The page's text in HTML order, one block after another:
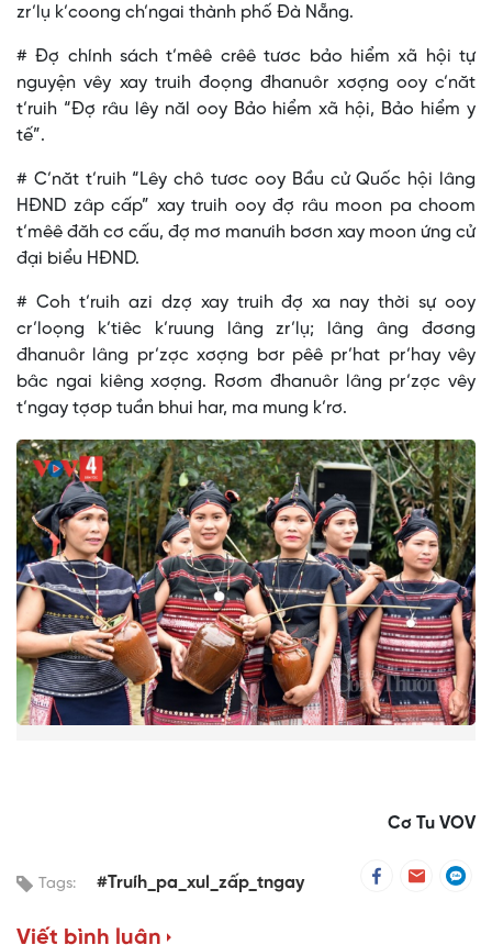
zr’lụ k’coong ch’ngai thành phố Đà Nẵng.
# Đợ chính sách t’mêê crêê tươc bảo hiểm xã hội tự
nguyện vêy xay truih đoọng đhanuôr xơợng ooy c’năt
t’ruih “Đợ râu lêy năl ooy Bảo hiểm xã hội, Bảo hiểm y
tế”.
# C’năt t’ruih “Lêy chô tươc ooy Bầu cử Quốc hội lâng
HĐND zâp cấp” xay truih ooy đợ râu moon pa choom
t’mêê đăh cơ cấu, đợ mơ manưih bơơn xay moon ứng cử
đại biểu HĐND.
# Coh t’ruih azi dzợ xay truih đợ xa nay thời sự ooy
cr’loọng k’tiêc k’ruung lâng zr’lụ; lâng âng đơơng
đhanuôr lâng pr’zợc xơợng bơr pêê pr’hat pr’hay vêy
bâc ngai kiêng xơợng. Rơơm đhanuôr lâng pr’zợc vêy
t’ngay tợơp tuần bhui har, ma mung k’rơ.
Cơ Tu VOV
Tags: #Truíh_pa_xul_zấp_tngay
Viết bình luận